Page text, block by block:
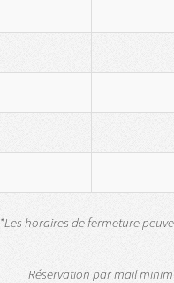
*Les horaires de fermeture
Réservation par mail